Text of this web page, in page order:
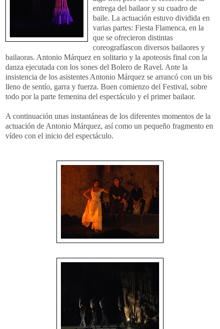
entrega del bailaory su cuadro de
baile. La actuación estuvo dividida en
varias partes: Fiesta Flamenca, en la
que se ofrecieron distintas
coreografíascon diversos bailaores y
bailaoras. Antonio Márquez en solitario y la apoteosis final con la
danza ejecutada con los sones del Bolero de Ravel. Ante la
insistencia de los asistentes Antonio Márquez se arrancó con un bis
lleno de sentío, garra y fuerza. Buen comienzo del Festival, sobre
todo por la parte femenina del espectáculo y el primerbailaor.
A continuación unas instantáneas de los diferentes momentos de la
actuación de Antonio Márquez, así como un pequeño fragmento en
vídeo con el inicio del espectáculo.